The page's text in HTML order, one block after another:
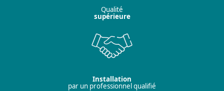
Qualité
supérieure
Installation
par un professionnel qualifié